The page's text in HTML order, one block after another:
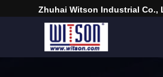
Zhuhai Witson Industrial Co.,